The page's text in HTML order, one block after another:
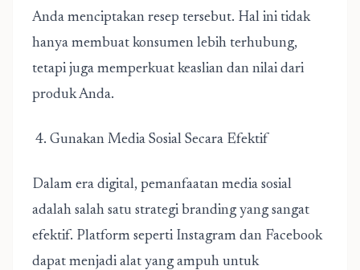
Anda menciptakan resep tersebut. Hal ini tidak
hanya membuat konsumen lebih terhubung,
tetapi juga memperkuat keaslian dan nilai dari
produk Anda.
4. Gunakan Media Sosial Secara Efektif
Dalam era digital, pemanfaatan media sosial
adalah salah satu strategi branding yang sangat
efektif. Platform seperti Instagram dan Facebook
dapat menjadi alat yang ampuh untuk